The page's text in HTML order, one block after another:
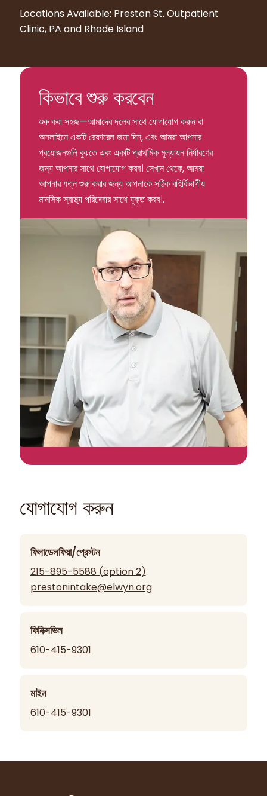
Locations Available: Preston St. Outpatient
Clinic, PA and Rhode Island
কিভাবে শুরু করবেন
শুরু করা সহজ—আমাদের দলের সাথে যোগাযোগ করুন বা
অনলাইনে একটি রেফারেল জমা দিন, এবং আমরা আপনার
প্রয়োজনগুলি বুঝতে এবং একটি প্রাথমিক মূল্যায়ন নির্ধারণের
জন্য আপনার সাথে যোগাযোগ করব। সেখান থেকে, আমরা
আপনার যত্ন শুরু করার জন্য আপনাকে সঠিক বহির্বিভাগীয়
মানসিক স্বাস্থ্য পরিষেবার সাথে যুক্ত করব।.
যোগাযোগ করুন
ফিলাডেলফিয়া/প্রেস্টন
215-895-5588 (option 2)
prestonintake@elwyn.org
ফিনিক্সভিল
610-415-9301
মাইন
610-415-9301